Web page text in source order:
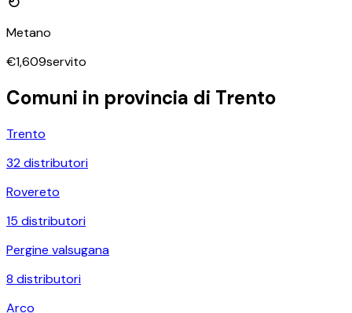
Metano
€1,609servito
Comuni in provincia di Trento
Trento
32distributori
Rovereto
15 distributori
Pergine valsugana
8 distributori
Arco